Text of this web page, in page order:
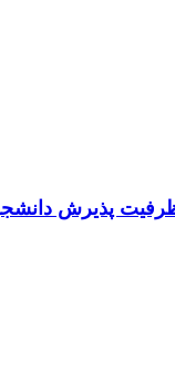
ظرفیت پذیرش